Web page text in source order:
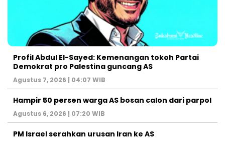
Profil Abdul El-Sayed: Kemenangan tokoh Partai
Demokrat pro Palestina guncang AS
Agustus 7, 2026 | 04:07 WIB
Hampir 50 persen warga AS bosan calon dari parpol
Agustus 6, 2026 | 07:20 WIB
PM Israel serahkan urusan Iran ke AS